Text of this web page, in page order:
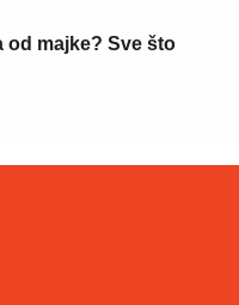
od majke? Sve što